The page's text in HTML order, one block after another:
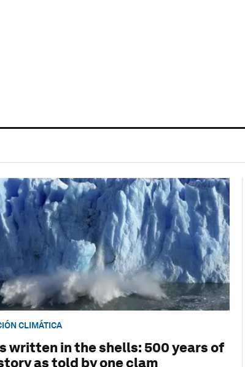
CLIMÁTICA
written in the shells: 500 years of
as told by one clam